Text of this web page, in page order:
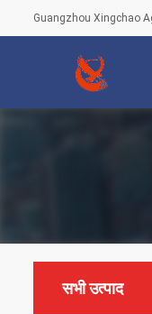
Guangzhou Xingchao
सभी उत्पाद